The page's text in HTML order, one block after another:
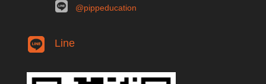
@pippeducation
Line